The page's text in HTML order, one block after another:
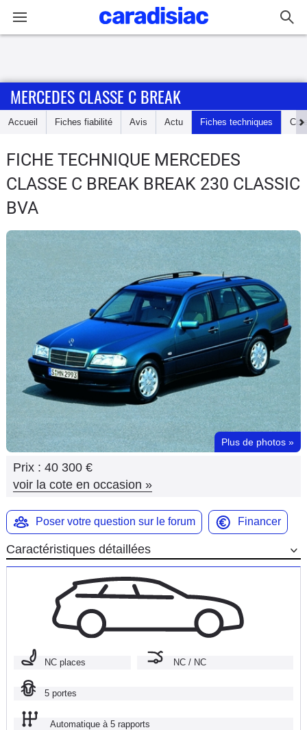
Accueil
Essais
Guide
d'achat
Utilitaires
Services
Forum
Moto
Marques
MERCEDES CLASSE C BREAK
Accueil Fiches fiabilité Avis Actu Fiches techniques
FICHE TECHNIQUE MERCEDES
CLASSE C BREAK BREAK 230 CLASSIC
BVA
Plus de photos »
Prix : 40 300 €
voir la cote en occasion »
Poser votre question sur le forum Financer
Caractéristiques détaillées
NC places NC / NC
5 portes
Automatique à 5 rapports